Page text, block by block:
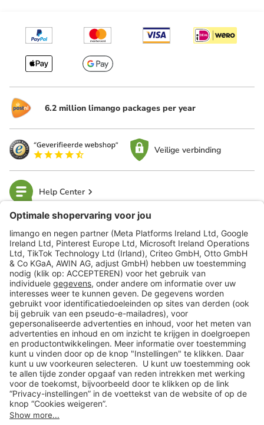
6.2 million limango packages per year
Veilige verbinding
Help Center
limango
Veilig winkelen
Klantenservice
Shop
Acties